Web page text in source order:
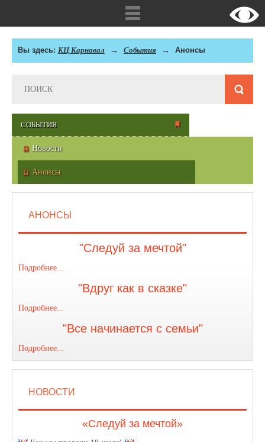
Вы здесь: КЦ Карнавал События Анонсы
СОБЫТИЯ
Новости
Анонсы
АНОНСЫ
"Следуй за мечтой"
Подробнее...
"Вдруг как в сказке"
Подробнее...
"Все начинается с семьи"
Подробнее...
НОВОСТИ
«Следуй за мечтой»